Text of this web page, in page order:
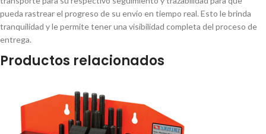
pueda rastrear el progreso de su envío en tiempo real. Esto le brinda
tranquilidad y le permite tener una visibilidad completa del proceso de
entrega.
Productos relacionados